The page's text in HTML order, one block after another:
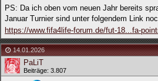
PS: Da ich oben vom neuen Jahr bereits
Januar Turnier sind unter folgendem Link
https://www.fifa4life-forum.de/fut-18...fa-
14.01.2026
PaLiT
Beiträge: 3.807